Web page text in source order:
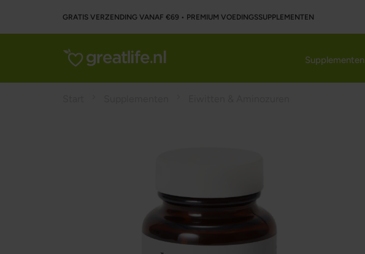
GRATIS VERZENDING VANAF €69 • PREMIUM VOEDINGSSUPPLEMENTEN
Supplementen